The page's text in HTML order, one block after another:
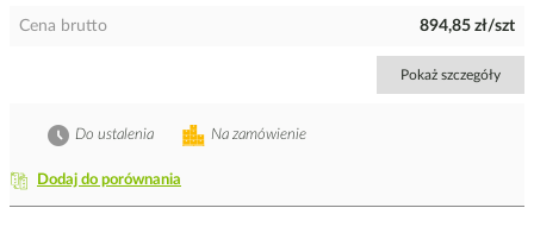
Cena brutto 894,85 zł/szt
Pokaż szczegóły
Dodaj do porównania
Na zamówienie
Do ustalenia